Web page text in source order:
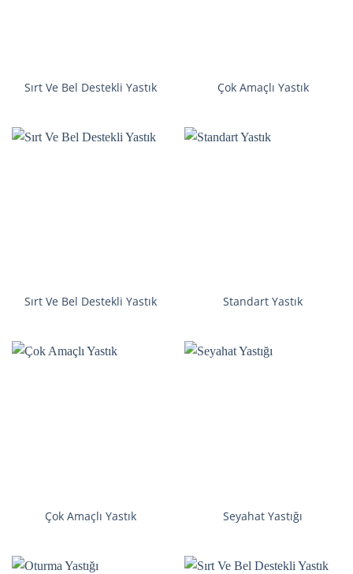
Sırt Ve Bel Destekli Yastık Çok Amaçlı Yastık
Sırt Ve Bel Destekli Yastık Standart Yastık
Çok Amaçlı Yastık Seyahat Yastığı